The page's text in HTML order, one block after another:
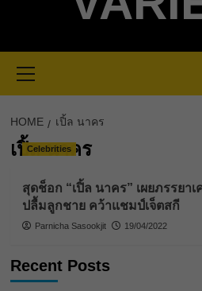
Menu
HOME เปิ้ล นาคร
เปิ้ล นาคร
Celebrities
สุดช็อก “เปิ้ล นาคร” เผยภรรยา
ปลื้มลูกชาย คว้าแชมป์เจ็ตสกี
Parnicha Sasookjit 19/04/2022
Recent Posts